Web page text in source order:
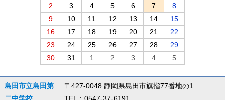
2
3 4 5 6 7
8
9
10 11 12 13 14
15
16
17 18 19 20 21
22
23
24 25 26 27 28
29
30
31 1 2 3 4 5
島田市立島田第
〒427-0048 静岡県島田市旗指77番地の1